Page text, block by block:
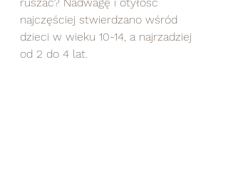
najczęściej stwierdzano wśród
dzieci w wieku 10-14, a najrzadziej
od 2 do 4 lat.